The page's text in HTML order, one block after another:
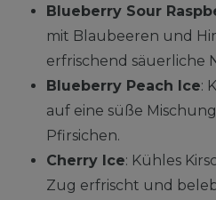
Blueberry Sour
mit Blaubeeren und
erfrischend säuerliche
Blueberry Peach Ice:
auf eine süße
Pfirsichen.
Cherry Ice: Kühles
Zug erfrischt und